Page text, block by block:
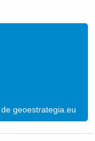
geoestrategia.eu